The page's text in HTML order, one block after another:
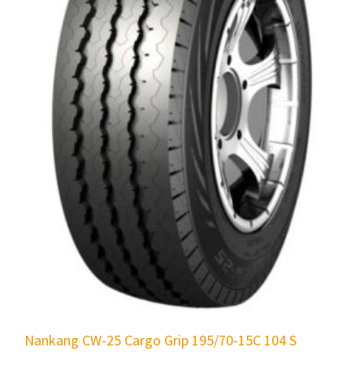
Nankang CW-25 Cargo Grip 195/70-15C 104 S